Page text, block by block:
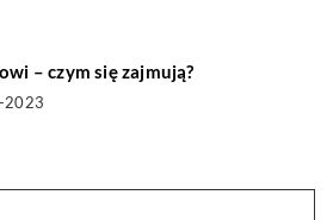
– czym się zajmują?
2023